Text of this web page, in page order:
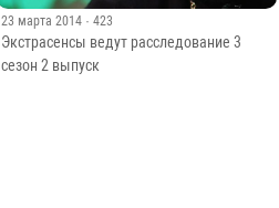
23 марта 2014 · 423
Экстрасенсы ведут расследование 3
сезон 2 выпуск